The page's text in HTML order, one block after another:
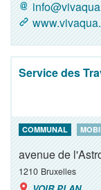
Service des
COMMUNAL
avenue de
1210 Bruxelles